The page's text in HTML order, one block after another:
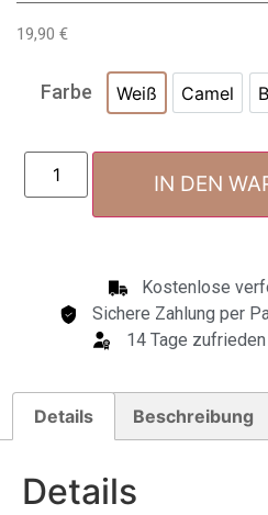
19,90 €
Farbe Weiß Camel
IN DEN
Kostenlose
Sichere Zahlung per
14 Tage
Details Beschreibung
Details